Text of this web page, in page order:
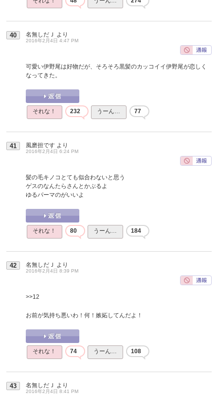
40 名無しだＪ より
2016年2月4日 4:47 PM
可愛い伊野尾は好物だが、そろそろ黒髪のカッコイイ伊野尾が恋しく
なってきた。
それな！ 232 うーん… 77
41 風磨担です より
2016年2月4日 6:24 PM
髪の毛キノコとても似合わないと思う
ゲスのなんたらさんとかぶるよ
ゆるパーマのがいいよ
それな！ 80 うーん… 184
42 名無しだＪ より
2016年2月4日 8:39 PM
>>12
お前が気持ち悪いわ！何！嫉妬してんだよ！
それな！ 74 うーん… 108
43 名無しだＪ より
2016年2月4日 8:41 PM